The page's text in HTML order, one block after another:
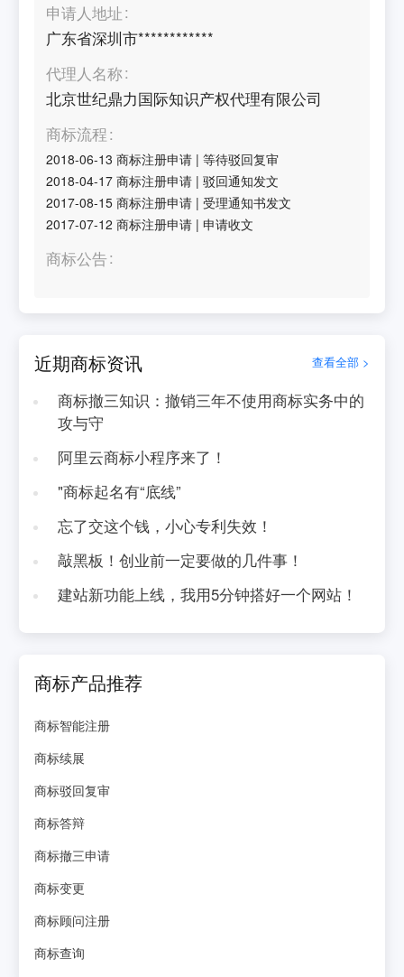
申请人地址
广东省深圳市************
代理人名称
北京世纪鼎力国际知识产权代理有限公司
商标流程
2018-06-13 商标注册申请 |等待驳回复审
2018-04-17 商标注册申请 |驳回通知发文
2017-08-15 商标注册申请 |受理通知书发文
2017-07-12 商标注册申请 |申请收文
商标公告
近期商标资讯 查看全部 >
商标撤三知识：撤销三年不使用商标实务中的
攻与守
阿里云商标小程序来了！
"商标起名有“底线”
忘了交这个钱，小心专利失效！
敲黑板！创业前一定要做的几件事！
建站新功能上线，我用5分钟搭好一个网站！
商标产品推荐
商标智能注册
商标续展
商标驳回复审
商标答辩
商标撤三申请
商标变更
商标顾问注册
商标查询